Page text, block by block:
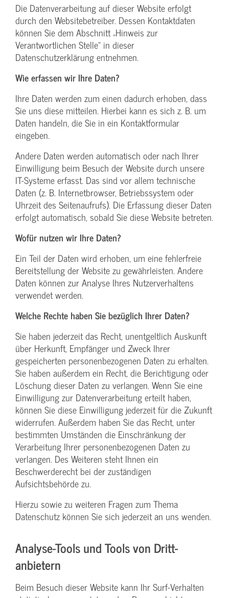
Die Datenverarbeitung auf dieser Website erfolgt
durch den Websitebetreiber. Dessen Kontaktdaten
können Sie dem Abschnitt „Hinweis zur
Verantwortlichen Stelle“ in dieser
Datenschutzerklärung entnehmen.
Wie erfassen wir Ihre Daten?
Ihre Daten werden zum einen dadurch erhoben, dass
Sie uns diese mitteilen. Hierbei kann es sich z. B. um
Daten handeln, die Sie in ein Kontaktformular
eingeben.
Andere Daten werden automatisch oder nach Ihrer
Einwilligung beim Besuch der Website durch unsere
IT-Systeme erfasst. Das sind vor allem technische
Daten (z. B. Internetbrowser, Betriebssystem oder
Uhrzeit des Seitenaufrufs). Die Erfassung dieser Daten
erfolgt automatisch, sobald Sie diese Website betreten.
Wofür nutzen wir Ihre Daten?
Ein Teil der Daten wird erhoben, um eine fehlerfreie
Bereitstellung der Website zu gewährleisten. Andere
Daten können zur Analyse Ihres Nutzerverhaltens
verwendet werden.
Welche Rechte haben Sie bezüglich Ihrer Daten?
Sie haben jederzeit das Recht, unentgeltlich Auskunft
über Herkunft, Empfänger und Zweck Ihrer
gespeicherten personenbezogenen Daten zu erhalten.
Sie haben außerdem ein Recht, die Berichtigung oder
Löschung dieser Daten zu verlangen. Wenn Sie eine
Einwilligung zur Datenverarbeitung erteilt haben,
können Sie diese Einwilligung jederzeit für die Zukunft
widerrufen. Außerdem haben Sie das Recht, unter
bestimmten Umständen die Einschränkung der
Verarbeitung Ihrer personenbezogenen Daten zu
verlangen. Des Weiteren steht Ihnen ein
Beschwerderecht bei der zuständigen
Aufsichtsbehörde zu.
Hierzu sowie zu weiteren Fragen zum Thema
Datenschutz können Sie sich jederzeit an uns wenden.
Analyse-Tools und Tools von Dritt­
anbietern
Beim Besuch dieser Website kann Ihr Surf-Verhalten